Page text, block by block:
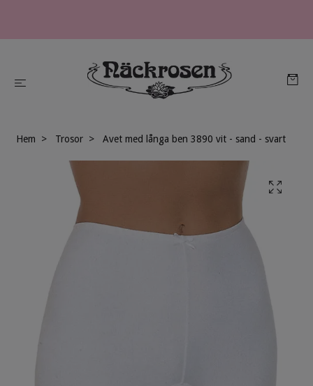
Hem Trosor Avet med långa ben 3890 vit - sand - svart